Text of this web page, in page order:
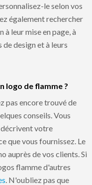
le selon vos
également rechercher
leur mise en page, à
de design et à leurs
logo de flamme ?
pas encore trouvé de
conseils. Vous
décrivent votre
que vous fournissez. Le
auprès de vos clients. Si
flamme d'autres
. N'oubliez pas que